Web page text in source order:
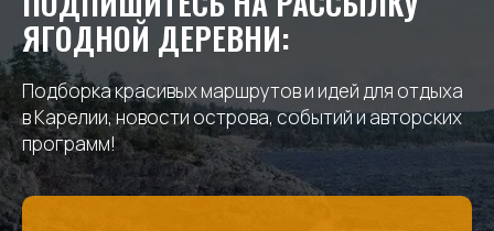
ЯГОДНОЙ ДЕРЕВНИ:
Подборка красивых маршрутов и идей для отдыха
в Карелии, новости острова, событий и авторских
программ!